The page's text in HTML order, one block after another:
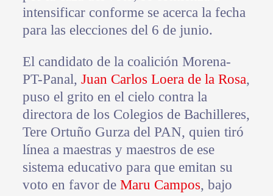
intensificar conforme se acerca la fecha
para las elecciones del 6 de junio.
El candidato de la coalición Morena-
PT-Panal, Juan Carlos Loera de la Rosa,
puso el grito en el cielo contra la
directora de los Colegios de Bachilleres,
Tere Ortuño Gurza del PAN, quien tiró
línea a maestras y maestros de ese
sistema educativo para que emitan su
voto en favor de Maru Campos, bajo